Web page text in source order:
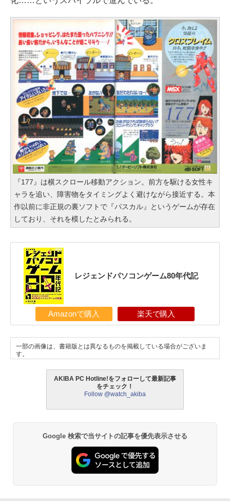
『177』は横スクロール移動アクション。前方を駆ける女性キ
ャラを追い、障害物をタイミングよく避けながら接近する。本
作以前に非正規の裏ソフトで『パスカル』というゲームが存在
しており、それを模したとみられる。
レジェンドパソコンゲーム80年代記
Amazonで購入 楽天で購入
一部の画像は、書籍版とは異なるものを掲載している場合がございま
す。
AKIBA PC Hotline!をフォローして最新記事
をチェック！
Follow @watch_akiba
Google 検索で当サイトの記事を優先表示させる